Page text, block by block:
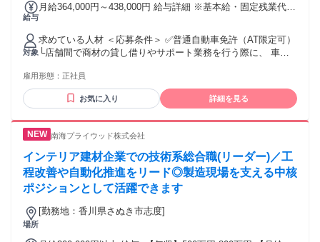
ン店のキッチンスタッフ ・食品衛生責任者、調理師、栄養士
ッフ ・カフェ店の店長補佐 ✅社員の声（男性/2022年中途入
社） ～経験を活かしより大きな舞台で挑戦する～ 地元の飲食
しました。 入社を決めた理由は、大手企業で経験を積みたい
という希望が叶えられることと、選考中の雰囲気がとても良
かったからです。 実際に働いてみると、これまでの経験が存
確で働きやすさを実感しています。 周囲の人たちが温かく迎
えてくれる雰囲気も心強く、給与やスキルアップの面でも前
職と比べて大きな成長を感じています。 より良い職場環境を
みんなでつくり、昇進も視野に入れながら今後も挑戦を続け
たいと思います。 ・腰を据えじっくりキャリアを築いていき
たい方！ ・20代・30代活躍中 ・飲食業界経験者が多く活躍
中！ ・第ニ新卒歓迎 ・Uターン・Iターン・UIターン歓迎 ・
ブランクOK・フリーター歓迎 ・フリーターから正社員を目指
給与
月給364,000円～438,000円 給与詳細 ※基本給・固定残業代の
あり 1ヶ月あたり7万9000円 〜 9万5000円（固定残業時間：1
ヶ月あたり35時間） 固定残業時間を超えた勤務時間について
は別途残業代を支給する 【一律手当】 全員に一律で支払われ
る通勤・皆勤・家族手当金額：なし 全員に一律で支払われる
規定に基づいて決定します。 ・研修店舗および配属店舗は原
則、 現住所から通勤可能な店舗で 調整しますが、表記の店舗
以外になる 可能性があります。 ・高収入 ・賞与あり ・固定
給25万円以上 ・固定給35万円以上
対象
求めている人材 ＜応募条件＞ ✅普通自動車免許（AT限定可）
└店舗間で商材の貸し借りやサポート業務を行う際に、 車で
未満（長期勤続によるキャリア形成のため） ✅高卒以上 アル
バイト経験のみでもご応募歓迎！ ホール・キッチンスタッフ
や、短時間の調理補助など、 派遣社員、アルバイト、パート
ください。 ✅リージョナルコース 当社が定めた各エリア内の
みが 勤務地の対象となります。 （エリア内では転居を伴う
転勤の可能性があります） 「地域密着で働きたい」という方
に 合います。 ※希望に応じてコース変更も可能です！（勤続
5年以上経過後） ご自身の希望する働き方や家族の状況に応じ
て、柔軟に対応検討いたします。 ⭐こんな方が活躍中！⭐ ・
飲食店運営などの管理職、マネージャー ・飲食店、コンビ
ニ、ホテルの店舗責任者 ・居酒屋、カフェ、喫茶店、ラーメ
雇用形態： 正社員
お気に入り 詳細を見る
南海プライウッド株式会社
インテリア建材企業での技術系総合職(リーダー)／工
程改善や自動化推進をリード◎製造現場を支える中核
ポジションとして活躍できます
場所
[勤務地：香川県さぬき市志度]